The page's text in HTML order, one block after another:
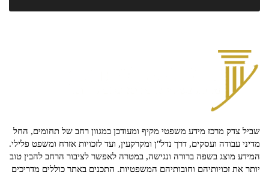
שביל צדק מרכז מידע משפטי מקיף ומעודכן במגוון רחב של תחומים, החל
מדיני עבודה ועסקים, דרך נדל"ן ומקרקעין, ועד לזכויות אזרח ומשפט פלילי.
המידע מוצג בשפה ברורה ונגישה, במטרה לאפשר לציבור הרחב להבין טוב
יותר את זכויותיהם וחובותיהם המשפטיות. התכנים באתר כוללים מדריכים